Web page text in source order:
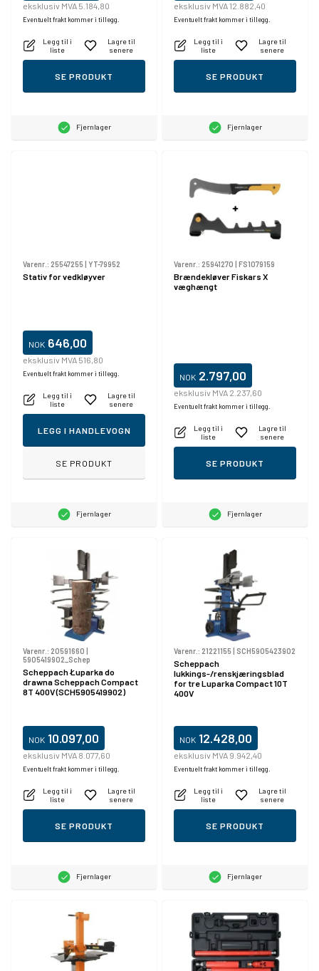
eksklusiv MVA 5.184,80
Eventuelt frakt kommer i tillegg.
Legg til i
liste
Lagre til
senere
SE PRODUKT
Fjernlager
eksklusiv MVA 12.882,40
Eventuelt frakt kommer i tillegg.
Legg til i
liste
Lagre til
senere
SE PRODUKT
Fjernlager
Varenr.: 25547255 YT-79952
Stativ for vedkløyver
NOK 646,00
eksklusiv MVA 516,80
Eventuelt frakt kommer i tillegg.
Legg til i
liste
Lagre til
senere
LEGG I HANDLEVOGN
SE PRODUKT
Fjernlager
Varenr.: 25941270 FS1079159
Brændekløver Fiskars X
væghængt
NOK 2.797,00
eksklusiv MVA 2.237,60
Eventuelt frakt kommer i tillegg.
Legg til i
liste
Lagre til
senere
SE PRODUKT
Fjernlager
Varenr.: 20591660 |
5905419902_Schep
Scheppach Łuparka do
drawna Scheppach Compact
8T 400V (SCH5905419902)
NOK 10.097,00
eksklusiv MVA 8.077,60
Eventuelt frakt kommer i tillegg.
Legg til i
liste
Lagre til
senere
SE PRODUKT
Fjernlager
Varenr.: 21221155| SCH5905423902
Scheppach
lukkings-/renskjæringsblad
for tre Luparka Compact 10T
400V
NOK 12.428,00
eksklusiv MVA 9.942,40
Eventuelt frakt kommer i tillegg.
Legg til i
liste
Lagre til
senere
SE PRODUKT
Fjernlager